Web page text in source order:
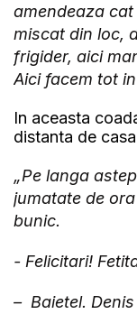
amendeaza cat
miscat din loc,
frigider, aici
Aici facem tot
In aceasta
distanta de
„Pe langa
jumatate de
bunic.
- Felicitari!
– Baietel. Denis